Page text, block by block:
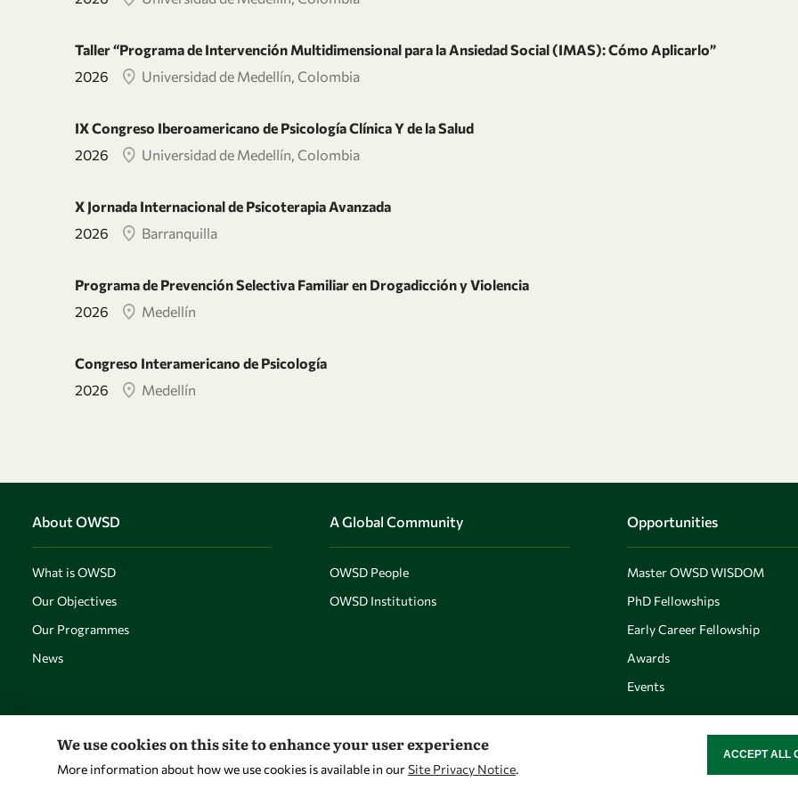
Taller “Programa de Intervención Multidimensional para la Ansiedad Social (IMAS): Cómo Aplicarlo”
2026
Universidad de Medellín, Colombia
IX Congreso Iberoamericano de Psicología Clínica Y de la Salud
2026
Universidad de Medellín, Colombia
X Jornada Internacional de Psicoterapia Avanzada
2026
Barranquilla
Programa de Prevención Selectiva Familiar en Drogadicción y Violencia
2026
Medellín
Congreso Interamericano de Psicología
2026
Medellín
About OWSD
What is OWSD
Our Objectives
Our Programmes
News
A Global Community
OWSD People
OWSD Institutions
Opportunities
Master OWSD WISDOM
PhD Fellowships
Early Career Fellowship
Awards
Events
Let's talk
We use cookies on this site to enhance your user experience
More information about how we use cookies is available in ourSite Privacy Notice.
ACCEPT ALL
WITHDRAW